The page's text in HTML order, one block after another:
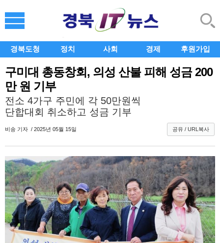
경북도청 정치 사회 경제 후원가입
구미대 총동창회, 의성 산불 피해 성금 200
만 원 기부
전소 4가구 주민에 각 50만원씩
단합대회 취소하고 성금 기부
비송 기자 / 2025년 05월 15일 공유 / URL복사